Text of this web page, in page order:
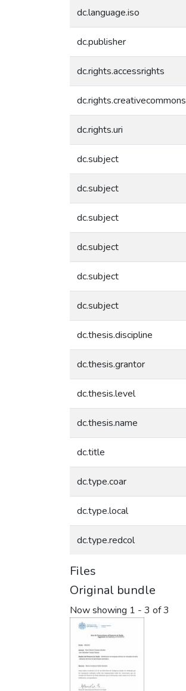
dc.language.iso
dc.publisher
dc.rights.accessrights
dc.rights.creativecommons
dc.rights.uri
dc.subject
dc.subject
dc.subject
dc.subject
dc.subject
dc.subject
dc.thesis.discipline
dc.thesis.grantor
dc.thesis.level
dc.thesis.name
dc.title
dc.type.coar
dc.type.local
dc.type.redcol
Files
Original bundle
Now showing 1 - 3 of 3